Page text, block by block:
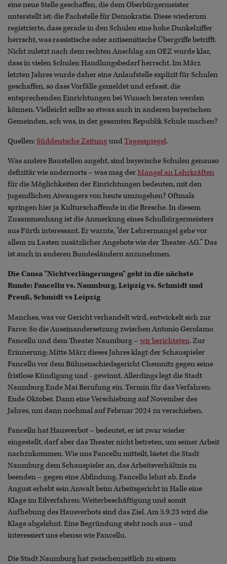
eine neue Stelle geschaffen, die dem Oberbürgermeister
unterstellt ist: die Fachstelle für Demokratie. Diese wiederum
registrierte, dass gerade in den Schulen eine hohe Dunkelziffer
herrscht, was rassistische oder antisemitische Übergriffe betrifft.
Nicht zuletzt nach dem rechten Anschlag am OEZ wurde klar,
dass in vielen Schulen Handlungsbedarf herrscht. Im März
letzten Jahres wurde daher eine Anlaufstelle explizit für Schulen
geschaffen, so dass Vorfälle gemeldet und erfasst, die
entsprechenden Einrichtungen bei Wunsch beraten werden
können. Vielleicht sollte so etwas auch in anderen bayerischen
Gemeinden, ach was, in der gesamten Republik Schule machen?
Quellen:Süddeutsche ZeitungundTagesspiegel.
Was andere Baustellen angeht, sind bayerische Schulen genauso
defizitär wie andernorts – was mag derMangel an Lehrkräften
für die Möglichkeiten der Einrichtungen bedeuten, mit den
jugendlichen Aiwangers von heute umzugehen? Oftmals
springen hier ja Kulturschaffende in die Bresche. In diesem
Zusammenhang ist die Anmerkung eines Schulbürgermeisters
aus Fürth interessant. Er warnte, "der Lehrermangel gehe vor
allem zu Lasten zusätzlicher Angebote wie der Theater-AG." Das
ist auch in anderen Bundesländern anzunehmen.
Die Causa "Nichtverlängerungen" geht in die nächste
Runde: Fancellu vs. Naumburg, Leipzig vs. Schmidt und
Preuß, Schmidt vs Leipzig
Manches, was vor Gericht verhandelt wird, entwickelt sich zur
Farce: So die Auseinandersetzung zwischen Antonio Gerolamo
Fancellu und dem Theater Naumburg – wir berichteten. Zur
Erinnerung: Mitte März dieses Jahres klagt der Schauspieler
Fancellu vor dem Bühnenschiedsgericht Chemnitz gegen seine
fristlose Kündigung und - gewinnt. Allerdings legt die Stadt
Naumburg Ende Mai Berufung ein. Termin für das Verfahren:
Ende Oktober. Dann eine Verschiebung auf November des
Jahres, um dann nochmal auf Februar 2024 zu verschieben.
Fancellu hat Hausverbot – bedeutet, er ist zwar wieder
eingestellt, darf aber das Theater nicht betreten, um seiner Arbeit
nachzukommen. Wie uns Fancellu mitteilt, bietet die Stadt
Naumburg dem Schauspieler an, das Arbeitsverhältnis zu
beenden – gegen eine Abfindung. Fancellu lehnt ab. Ende
August erhebt sein Anwalt beim Arbeitsgericht in Halle eine
Klage im Eilverfahren: Weiterbeschäftigung und somit
Aufhebung des Hausverbots sind das Ziel. Am 5.9.23 wird die
Klage abgelehnt. Eine Begründung steht noch aus – und
interessiert uns ebenso wie Fancellu.
Die Stadt Naumburg hat zwischenzeitlich zu einem